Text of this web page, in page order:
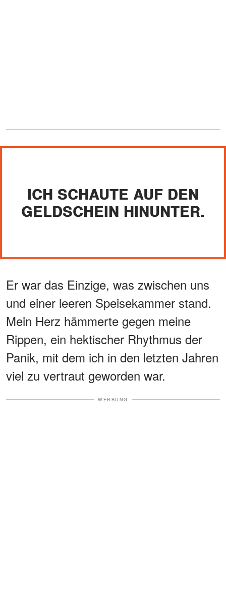
ICH SCHAUTE AUF DEN
GELDSCHEIN HINUNTER.
Er war das Einzige, was zwischen uns
und einer leeren Speisekammer stand.
Mein Herz hämmerte gegen meine
Rippen, ein hektischer Rhythmus der
Panik, mit dem ich in den letzten Jahren
viel zu vertraut geworden war.
WERBUNG